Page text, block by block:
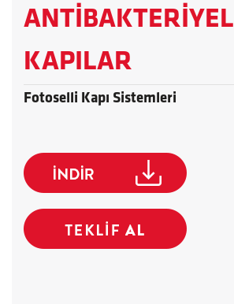
ANTİBAKTERİYEL
KAPILAR
Fotoselli Kapı Sistemleri